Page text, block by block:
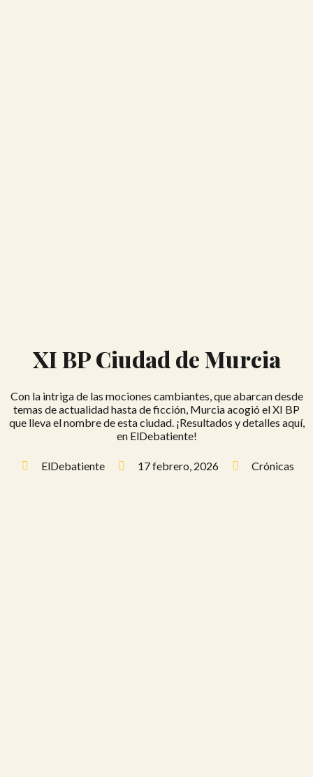
XI BP Ciudad de Murcia
Con la intriga de las mociones cambiantes, que abarcan desde
temas de actualidad hasta de ficción, Murcia acogió el XI BP
que lleva el nombre de esta ciudad. ¡Resultados y detalles aquí,
en ElDebatiente!
ElDebatiente 17 febrero, 2026 Crónicas